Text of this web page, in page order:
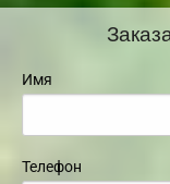
Имя
Телефон